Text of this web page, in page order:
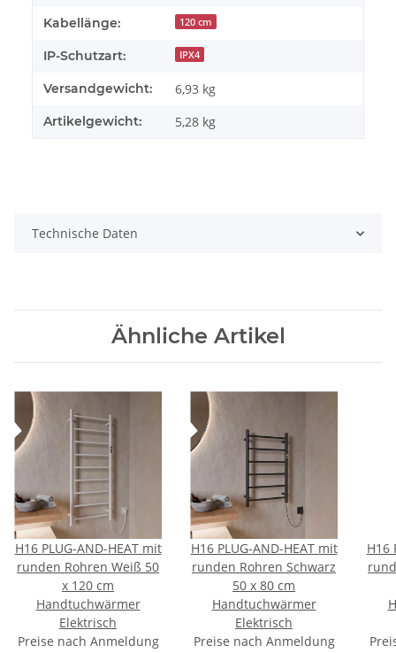
Kabellänge: 120 cm
IP-Schutzart: IPX4
Versandgewicht: 6,93 kg
Artikelgewicht: 5,28 kg
Technische Daten
Ähnliche Artikel
H16 PLUG-AND-HEAT mit
runden Rohren Weiß 50
x 120 cm
Handtuchwärmer
Elektrisch
Preise nach Anmeldung
H16 PLUG-AND-HEAT mit
runden Rohren Schwarz
50 x 80 cm
Handtuchwärmer
Elektrisch
Preise nach Anmeldung
H16